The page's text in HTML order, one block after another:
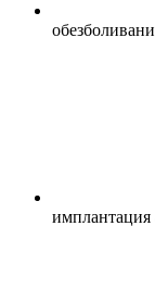
имплантация